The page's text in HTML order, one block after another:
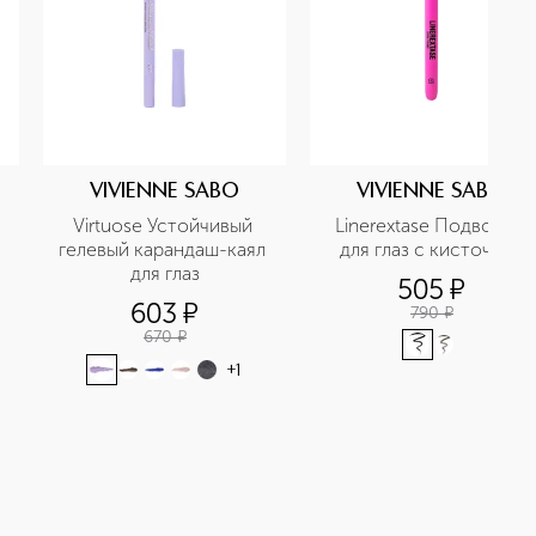
VIVIENNE SABO
Virtuose Устойчивый
гелевый карандаш-каял
для глаз
603 ¤
670 ¤
+1
VIVIENNE SABO
Linerextase Подводка
для глаз с кисточкой
505 ¤
790 ¤